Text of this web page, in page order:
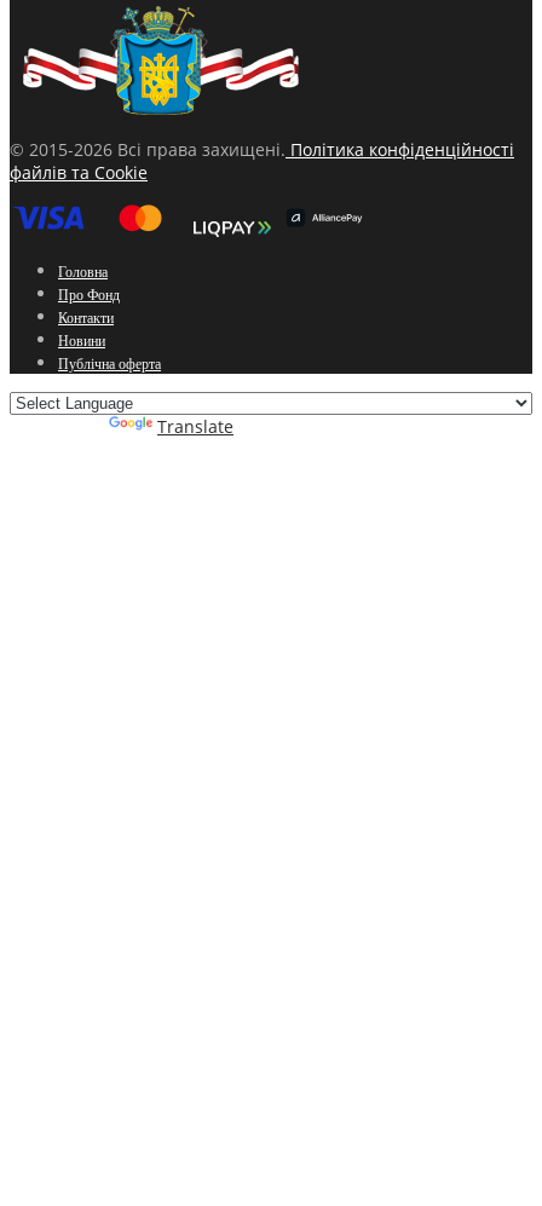
© 2015-2026 Всі права захищені. Політика конфіденційності
файлів та Cookie
Головна
Про Фонд
Контакти
Новини
Публічна оферта
Translate